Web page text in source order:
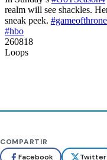
COMPARTIR
Facebook
Twitter